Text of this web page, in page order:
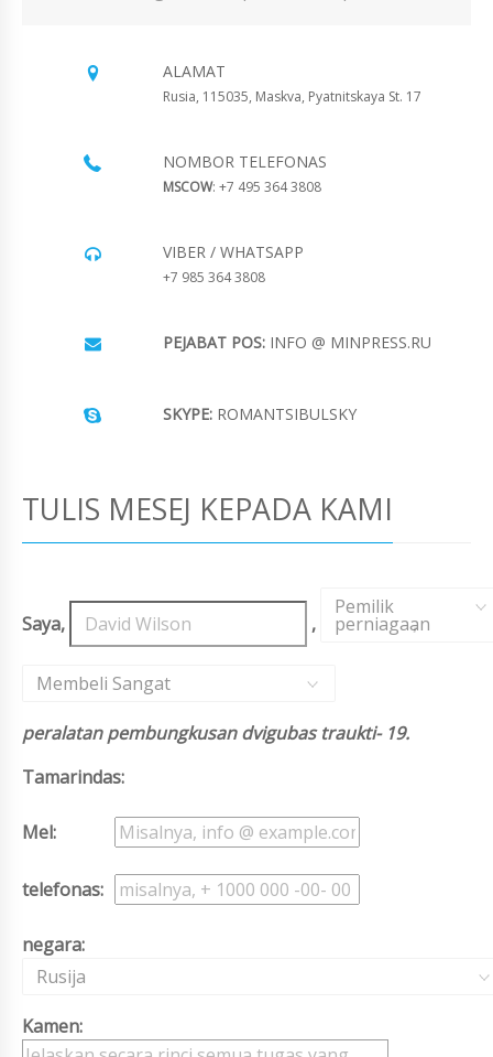
ALAMAT
Rusia, 115035, Maskva, Pyatnitskaya St. 17
NOMBOR TELEFONAS
MSCOW: +7 495 364 3808
VIBER / WHATSAPP
+7 985 364 3808
PEJABAT POS: INFO @ MINPRESS.RU
SKYPE: ROMANTSIBULSKY
TULIS MESEJ KEPADA KAMI
Saya, ,
Pemilik
perniagaan
,
Membeli Sangat
peralatan pembungkusan dvigubas traukti- 19.
Tamarindas:
Mel:
telefonas:
negara:
Rusija
Kamen: